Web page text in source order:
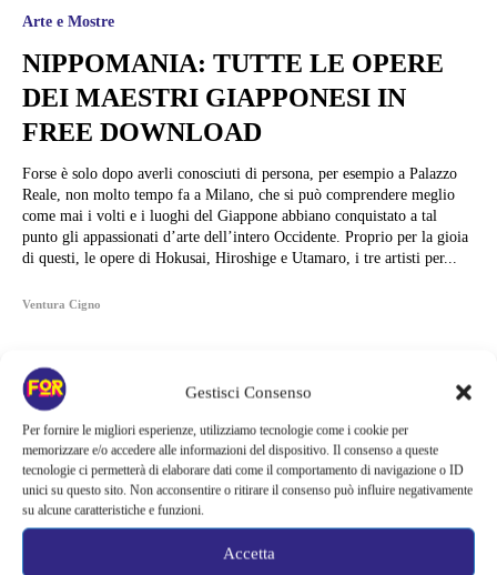
Gestisci Consenso
Per fornire le migliori esperienze, utilizziamo tecnologie come i cookie per
memorizzare e/o accedere alle informazioni del dispositivo. Il consenso a queste
tecnologie ci permetterà di elaborare dati come il comportamento di navigazione o ID
unici su questo sito. Non acconsentire o ritirare il consenso può influire negativamente
su alcune caratteristiche e funzioni.
Accetta
Arte e Mostre
NIPPOMANIA: TUTTE LE OPERE
DEI MAESTRI GIAPPONESI IN
FREE DOWNLOAD
Forse è solo dopo averli conosciuti di persona, per esempio a Palazzo
Reale, non molto tempo fa a Milano, che si può comprendere meglio
come mai i volti e i luoghi del Giappone abbiano conquistato a tal
punto gli appassionati d’arte dell’intero Occidente. Proprio per la gioia
di questi, le opere di Hokusai, Hiroshige e Utamaro, i tre artisti per...
Ventura Cigno